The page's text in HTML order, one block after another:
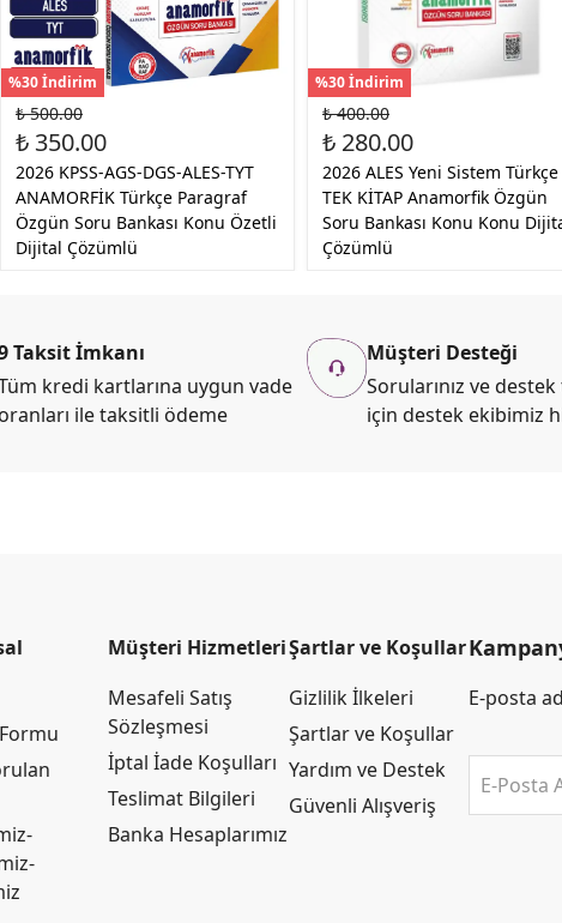
%30 İndirim
₺ 500.00
₺ 350.00
2026 KPSS-AGS-DGS-ALES-TYT
ANAMORFİK Türkçe Paragraf
Özgün Soru Bankası Konu Özetli
Dijital Çözümlü
%30 İndirim
₺ 400.00
₺ 280.00
2026 ALES Yeni Sistem Türkçe
TEK KİTAP Anamorfik Özgün
Soru Bankası Konu Konu
Çözümlü
Taksit İmkanı
kredi kartlarına uygun vade
oranları ile taksitli ödeme
Müşteri Desteği
Sorularınız ve
için destek ekibimiz
Müşteri Hizmetleri
Mesafeli Satış
Sözleşmesi
İptal İade Koşulları
Teslimat Bilgileri
Banka Hesaplarımız
Şartlar ve Koşullar
Gizlilik İlkeleri
Şartlar ve Koşullar
Yardım ve Destek
Güvenli Alışveriş
E-posta
E-Posta